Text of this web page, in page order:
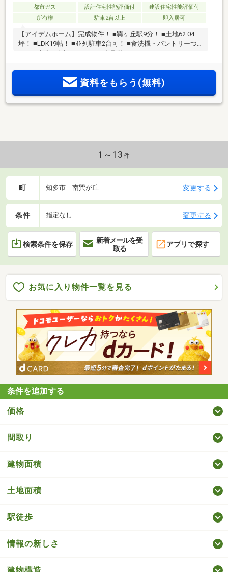
都市ガス 設計住宅性能評価付
建設住宅性能評価付
所有権
駐車2台以上 即入居可
【アイデムホーム】完成物件！ ■巽ヶ丘駅9分！ ■土地62.04
坪！ ■LDK19帖！ ■並列駐車2台可！ ■食洗機・パントリーつ
資料をもらう(無料)
1～13 件
町 知多市｜南巽が丘 変更する
条件 指定なし 変更する
検索条件を保存
新着メールを受
取る
アプリで探す
お気に入り物件一覧を見る
条件を追加する
価格
間取り
建物面積
土地面積
駅徒歩
情報の新しさ
建物構造